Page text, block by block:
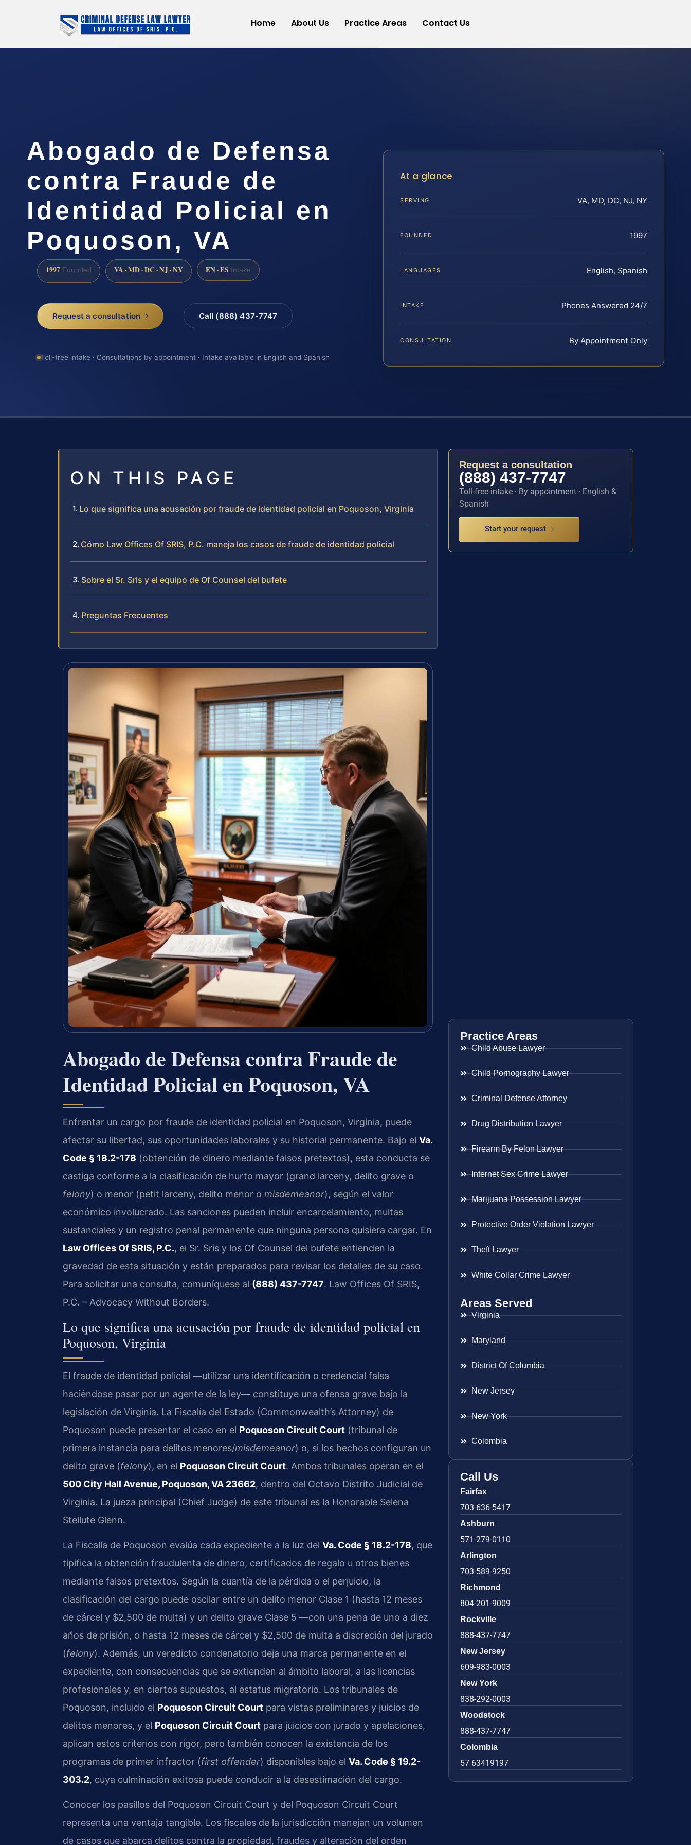
Home About Us Practice Areas Contact Us
Abogado de Defensa
contra Fraude de
Identidad Policial en
Poquoson, VA
1997 Founded VA · MD · DC · NJ · NY EN · ES Intake
Request a consultation Call (888) 437-7747
Toll-free intake · Consultations by appointment · Intake available in English and Spanish
At a glance
SERVING VA, MD, DC, NJ, NY
FOUNDED 1997
LANGUAGES English, Spanish
INTAKE Phones Answered 24/7
CONSULTATION By Appointment Only
ON THIS PAGE
Lo que significa una acusación por fraude de identidad policial en Poquoson, Virginia
Cómo Law Offices Of SRIS, P.C. maneja los casos de fraude de identidad policial
Sobre el Sr. Sris y el equipo de Of Counsel del bufete
Preguntas Frecuentes
Abogado de Defensa contra Fraude de
Identidad Policial en Poquoson, VA
Enfrentar un cargo por fraude de identidad policial en Poquoson, Virginia, puede
afectar su libertad, sus oportunidades laborales y su historial permanente. Bajo el Va.
Code § 18.2-178 (obtención de dinero mediante falsos pretextos), esta conducta se
castiga conforme a la clasificación de hurto mayor (grand larceny, delito grave o
felony) o menor (petit larceny, delito menor o misdemeanor), según el valor
económico involucrado. Las sanciones pueden incluir encarcelamiento, multas
sustanciales y un registro penal permanente que ninguna persona quisiera cargar. En
Law Offices Of SRIS, P.C., el Sr. Sris y los Of Counsel del bufete entienden la
gravedad de esta situación y están preparados para revisar los detalles de su caso.
Para solicitar una consulta, comuníquese al (888) 437-7747. Law Offices Of SRIS,
P.C. – Advocacy Without Borders.
Lo que significa una acusación por fraude de identidad policial en
Poquoson, Virginia
El fraude de identidad policial —utilizar una identificación o credencial falsa
haciéndose pasar por un agente de la ley— constituye una ofensa grave bajo la
legislación de Virginia. La Fiscalía del Estado (Commonwealth’s Attorney) de
Poquoson puede presentar el caso en el Poquoson Circuit Court (tribunal de
primera instancia para delitos menores/misdemeanor) o, si los hechos configuran un
delito grave (felony), en el Poquoson Circuit Court. Ambos tribunales operan en el
500 City Hall Avenue, Poquoson, VA 23662, dentro del Octavo Distrito Judicial de
Virginia. La jueza principal (Chief Judge) de este tribunal es la Honorable Selena
Stellute Glenn.
La Fiscalía de Poquoson evalúa cada expediente a la luz del Va. Code § 18.2-178, que
tipifica la obtención fraudulenta de dinero, certificados de regalo u otros bienes
mediante falsos pretextos. Según la cuantía de la pérdida o el perjuicio, la
clasificación del cargo puede oscilar entre un delito menor Clase 1 (hasta 12 meses
de cárcel y $2,500 de multa) y un delito grave Clase 5 —con una pena de uno a diez
años de prisión, o hasta 12 meses de cárcel y $2,500 de multa a discreción del jurado
(felony). Además, un veredicto condenatorio deja una marca permanente en el
expediente, con consecuencias que se extienden al ámbito laboral, a las licencias
profesionales y, en ciertos supuestos, al estatus migratorio. Los tribunales de
Poquoson, incluido el Poquoson Circuit Court para vistas preliminares y juicios de
delitos menores, y el Poquoson Circuit Court para juicios con jurado y apelaciones,
aplican estos criterios con rigor, pero también conocen la existencia de los
programas de primer infractor (first offender) disponibles bajo el Va. Code § 19.2-
303.2, cuya culminación exitosa puede conducir a la desestimación del cargo.
Conocer los pasillos del Poquoson Circuit Court y del Poquoson Circuit Court
representa una ventaja tangible. Los fiscales de la jurisdicción manejan un volumen
de casos que abarca delitos contra la propiedad, fraudes y alteración del orden
Request a consultation
(888) 437-7747
Toll-free intake · By appointment · English &
Spanish
Start your request
Practice Areas
Child Abuse Lawyer
Child Pornography Lawyer
Criminal Defense Attorney
Drug Distribution Lawyer
Firearm By Felon Lawyer
Internet Sex Crime Lawyer
Marijuana Possession Lawyer
Protective Order Violation Lawyer
Theft Lawyer
White Collar Crime Lawyer
Areas Served
Virginia
Maryland
District Of Columbia
New Jersey
New York
Colombia
Call Us
Fairfax
703-636-5417
Ashburn
571-279-0110
Arlington
703-589-9250
Richmond
804-201-9009
Rockville
888-437-7747
New Jersey
609-983-0003
New York
838-292-0003
Woodstock
888-437-7747
Colombia
57 63419197